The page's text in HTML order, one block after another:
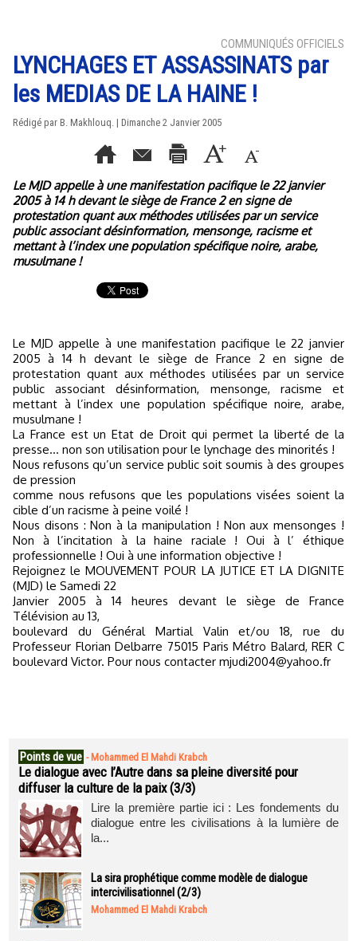
COMMUNIQUÉS OFFICIELS
LYNCHAGES ET ASSASSINATS par
les MEDIAS DE LA HAINE !
Rédigé par B. Makhlouq. | Dimanche 2 Janvier 2005
Le MJD appelle à une manifestation pacifique le 22 janvier
2005 à 14 h devant le siège de France 2 en signe de
protestation quant aux méthodes utilisées par un service
public associant désinformation, mensonge, racisme et
mettant à l’index une population spécifique noire, arabe,
musulmane !
Le MJD appelle à une manifestation pacifique le 22 janvier
2005 à 14 h devant le siège de France 2 en signe de
protestation quant aux méthodes utilisées par un service
public associant désinformation, mensonge, racisme et
mettant à l’index une population spécifique noire, arabe,
musulmane !
La France est un Etat de Droit qui permet la liberté de la
presse… non son utilisation pour le lynchage des minorités !
Nous refusons qu’un service public soit soumis à des groupes
de pression
comme nous refusons que les populations visées soient la
cible d’un racisme à peine voilé !
Nous disons : Non à la manipulation ! Non aux mensonges !
Non à l’incitation à la haine raciale ! Oui à l’ éthique
professionnelle ! Oui à une information objective !
Rejoignez le MOUVEMENT POUR LA JUTICE ET LA DIGNITE
(MJD) le Samedi 22
Janvier 2005 à 14 heures devant le siège de France
Télévision au 13,
boulevard du Général Martial Valin et/ou 18, rue du
Professeur Florian Delbarre 75015 Paris Métro Balard, RER C
boulevard Victor. Pour nous contacter mjudi2004@yahoo.fr
Points de vue - Mohammed El Mahdi Krabch
Le dialogue avec l’Autre dans sa pleine diversité pour
diffuser la culture de la paix (3/3)
Lire la première partie ici : Les fondements du
dialogue entre les civilisations à la lumière de
la...
La sira prophétique comme modèle de dialogue
intercivilisationnel (2/3)
Mohammed El Mahdi Krabch